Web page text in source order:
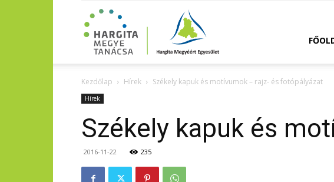
Kezdőlap Hírek Székely kapuk és motívumok – rajz- és fotópályázat
Hírek
Székely kapuk és
2016-11-22 235